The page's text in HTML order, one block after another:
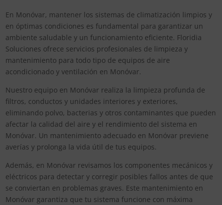
En Monóvar, mantener los sistemas de climatización limpios y
en óptimas condiciones es fundamental para garantizar un
ambiente saludable y un funcionamiento eficiente. Floridia
Soluciones ofrece servicios profesionales de limpieza y
mantenimiento para todo tipo de equipos de aire
acondicionado y ventilación en Monóvar.
Nuestro equipo en Monóvar realiza la limpieza profunda de
filtros, conductos y unidades interiores y exteriores,
eliminando polvo, bacterias y otros contaminantes que pueden
afectar la calidad del aire y el rendimiento del sistema en
Monóvar. Un mantenimiento adecuado en Monóvar previene
averías y prolonga la vida útil de tus equipos.
Además, en Monóvar revisamos los componentes mecánicos y
eléctricos para detectar y corregir posibles fallos antes de que
se conviertan en problemas graves. Este mantenimiento en
Monóvar garantiza que tu sistema funcione con máxima